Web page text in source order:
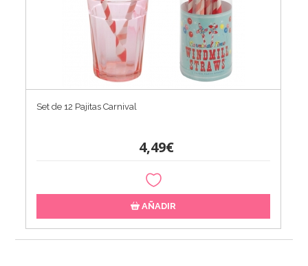
Set de 12 Pajitas Carnival
4,49€
AÑADIR